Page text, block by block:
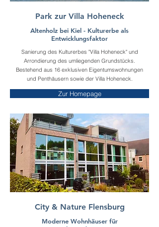
Park zur Villa Hoheneck
Altenholz bei Kiel - Kulturerbe als
Entwicklungsfaktor
Sanierung des Kulturerbes "Villa Hoheneck" und
Arrondierung des umliegenden Grundstücks.
Bestehend aus 16 exklusiven Eigentumswohnungen
und Penthäusern sowie der Villa Hoheneck.
Zur Homepage
City & Nature Flensburg
Moderne Wohnhäuser für